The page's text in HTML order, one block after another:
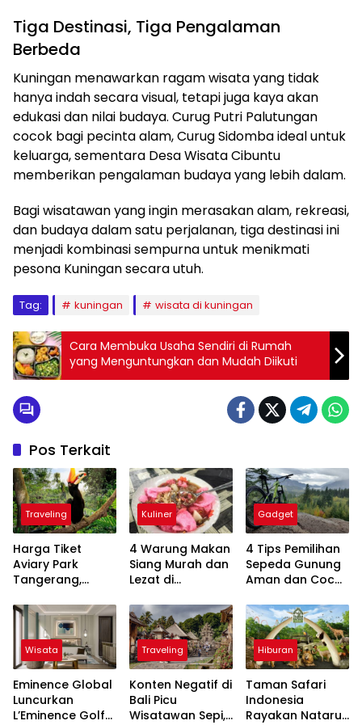
Tiga Destinasi, Tiga Pengalaman
Berbeda
Kuningan menawarkan ragam wisata yang tidak
hanya indah secara visual, tetapi juga kaya akan
edukasi dan nilai budaya. Curug Putri Palutungan
cocok bagi pecinta alam, Curug Sidomba ideal untuk
keluarga, sementara Desa Wisata Cibuntu
memberikan pengalaman budaya yang lebih dalam.
Bagi wisatawan yang ingin merasakan alam, rekreasi,
dan budaya dalam satu perjalanan, tiga destinasi ini
menjadi kombinasi sempurna untuk menikmati
pesona Kuningan secara utuh.
Tag: kuningan wisata di kuningan
Cara Membuka Usaha Sendiri di Rumah
yang Menguntungkan dan Mudah Diikuti
Pos Terkait
Traveling
Harga Tiket
Aviary Park
Tangerang,
Tahun Baru 2026
Kuliner
4 Warung Makan
Siang Murah dan
Lezat di
Ada Soto
Jarkomi hingga
Nasi Timbel
Gadget
4 Tips Pemilihan
Sepeda Gunung
Aman dan Cocok
Ekowisata
Wisata
Eminence Global
Luncurkan
L’Eminence Golf
Traveling
Konten Negatif di
Bali Picu
Wisatawan Sepi,
Hiburan
Taman Safari
Indonesia
Rayakan Nataru